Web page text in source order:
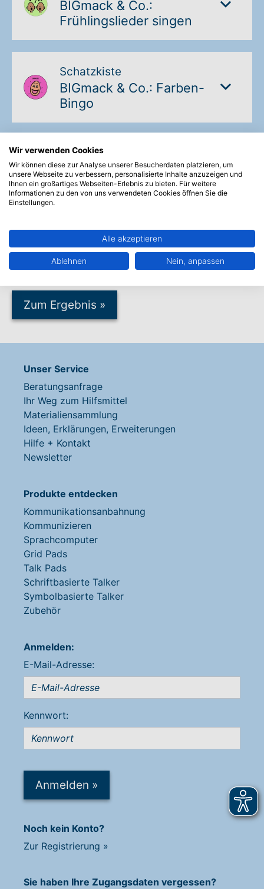
BIGmack & Co.:
Frühlingslieder singen
Schatzkiste
BIGmack & Co.: Farben-
Bingo
« Zurück Weiter»
Suche:
Zum Ergebnis »
Unser Service
Beratungsanfrage
Ihr Weg zum Hilfsmittel
Materialiensammlung
Ideen, Erklärungen, Erweiterungen
Hilfe + Kontakt
Newsletter
Produkte entdecken
Kommunikationsanbahnung
Kommunizieren
Sprachcomputer
Grid Pads
Talk Pads
Schriftbasierte Talker
Symbolbasierte Talker
Zubehör
Anmelden:
E-Mail-Adresse:
Kennwort:
Anmelden »
Noch kein Konto?
Zur Registrierung »
Sie haben Ihre Zugangsdaten vergessen?
Wir verwenden Cookies
Wir können diese zur Analyse unserer Besucherdaten platzieren, um
unsere Webseite zu verbessern, personalisierte Inhalte anzuzeigen und
Ihnen ein großartiges Webseiten-Erlebnis zu bieten. Für weitere
Informationen zu den von uns verwendeten Cookies öffnen Sie die
Einstellungen.
Alle akzeptieren
Ablehnen Nein, anpassen